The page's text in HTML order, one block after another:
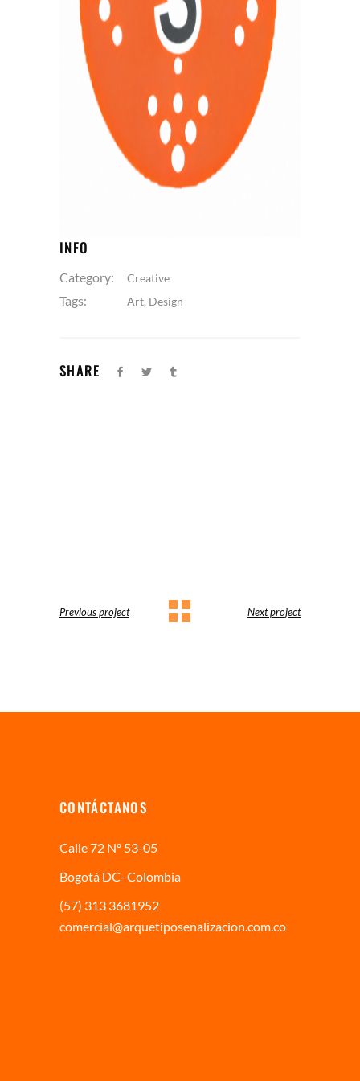
varius laoreet. Quisque rutrum.
Aenean imperdiet. Etiam ultricies nisi
vel augue. Curabitur ullamcorper
ultricies nisi. Nam eget dui. Etiam
rhoncus. Maecenas tempus, tellus
eget condimentum rhoncus, sem
quam semper libero, sit amet
adipiscing sem neque sed ipsum. Nam
quam nunc, blandit vel.
INFO
Category: Creative
Tags: Art, Design
SHARE
Previous project Next project
CONTÁCTANOS
Calle 72 Nº 53-05
Bogotá DC- Colombia
(57) 313 3681952
comercial@arquetiposenalizacion.com.co